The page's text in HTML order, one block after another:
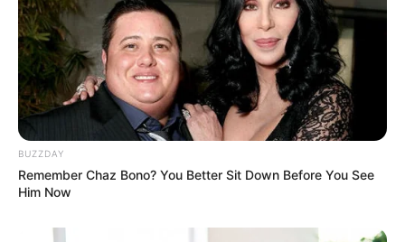
BUZZDAY
Remember Chaz Bono? You Better Sit Down Before You See
Him Now